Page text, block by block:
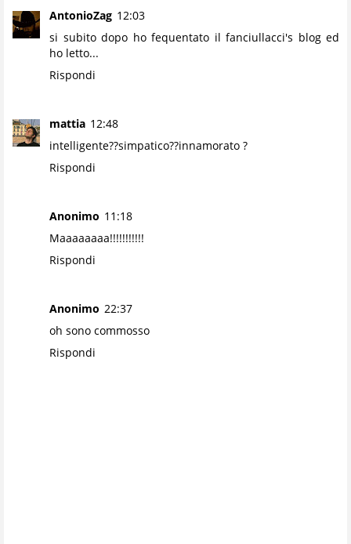
AntonioZag 12:03
si subito dopo ho fequentato il fanciullacci's blog ed
ho letto...
Rispondi
mattia 12:48
intelligente??simpatico??innamorato ?
Rispondi
Anonimo 11:18
Maaaaaaaa!!!!!!!!!!!
Rispondi
Anonimo 22:37
oh sono commosso
Rispondi